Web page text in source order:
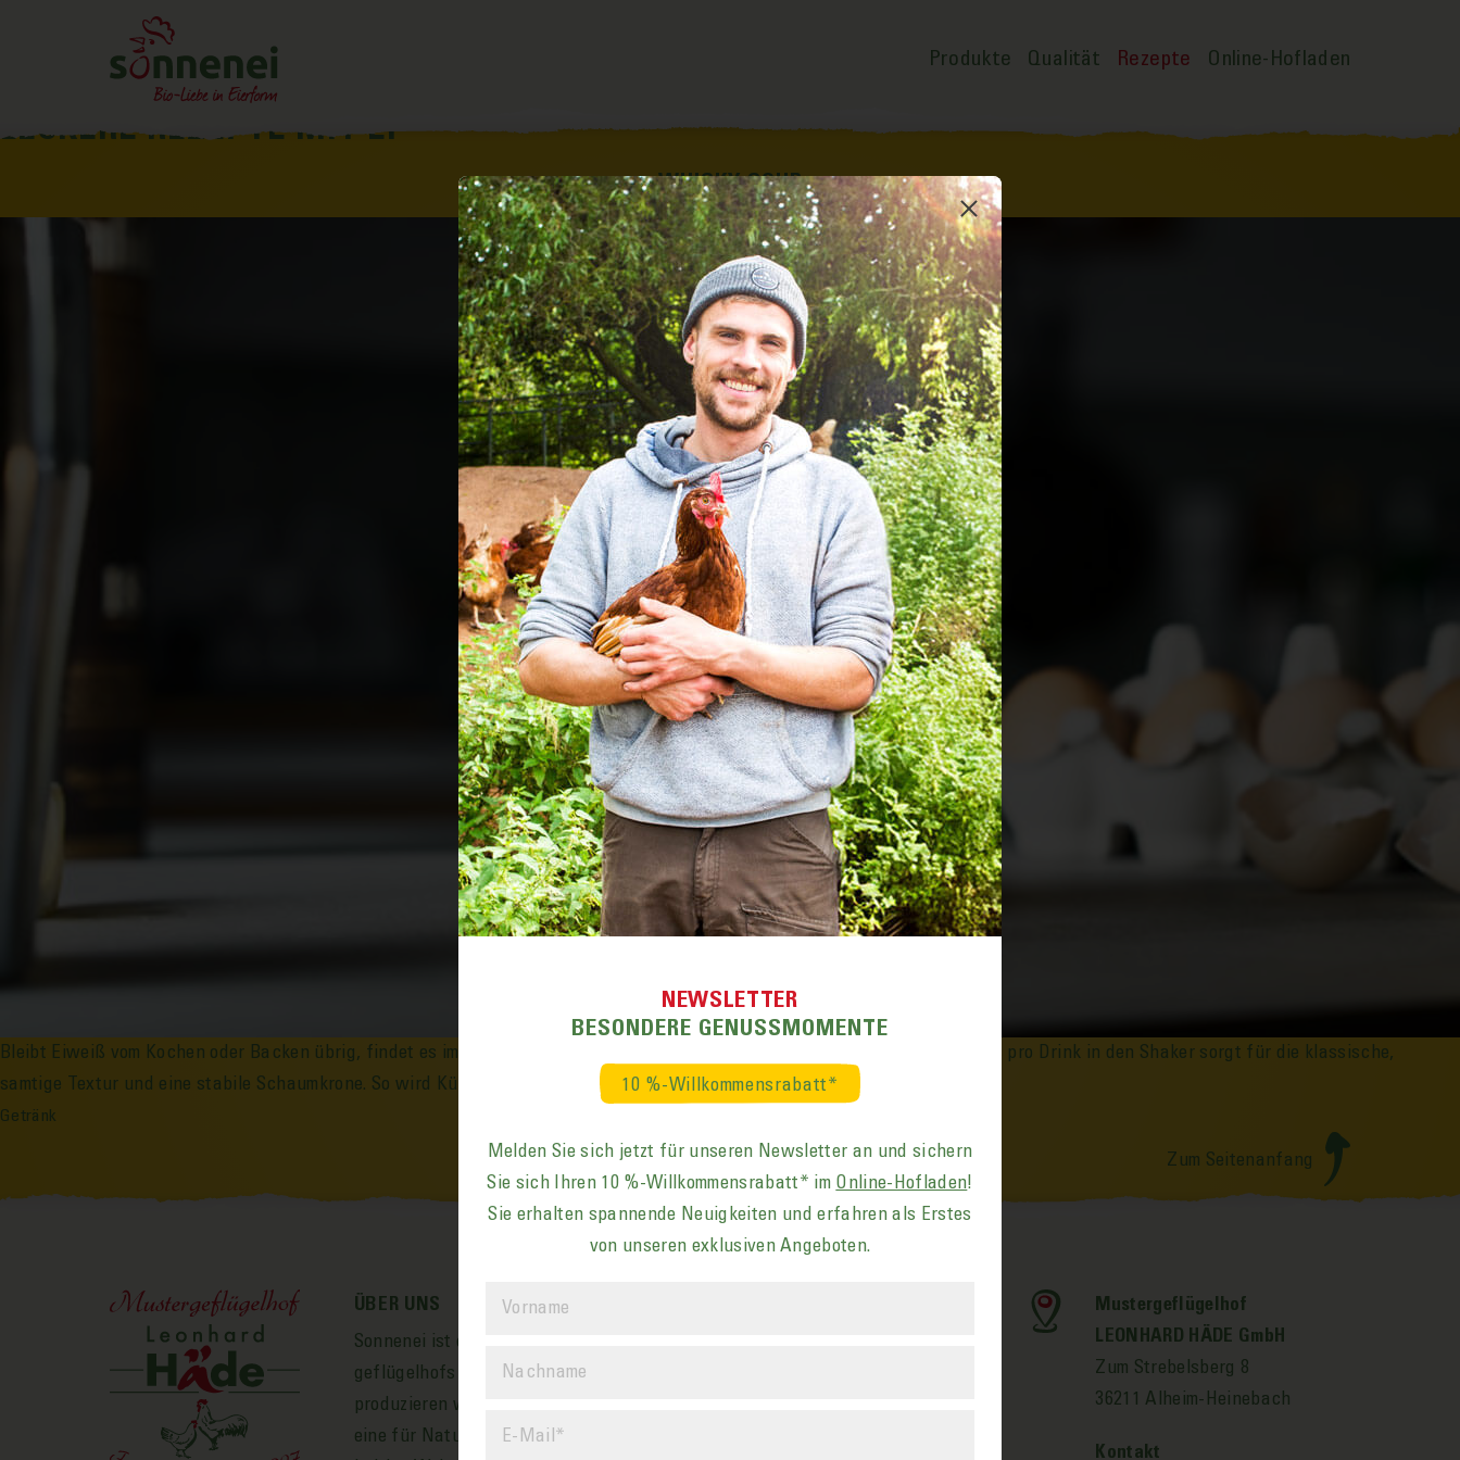
Produkte Qualität Rezepte Online-Hofladen
LECKERE REZEPTE MIT EI
WHISKY SOUR
Bleibt Eiweiß vom Kochen oder Backen übrig, findet es im Whisky Sour eine perfekte Verwendung. Die Zugabe eines Eiweißes pro Drink in den Shaker sorgt für die klassische,
samtige Textur und eine stabile Schaum­krone. So wird Küchen­rest zum hoch­wertigen Cocktail-Bestandteil.
Getränk
Zum Seitenanfang
ÜBER UNS
Sonnen­ei ist eine Marke des Muster­
geflügelhofs LEON­HARD HÄDE. Seit 1927
produzieren wir Qualitäts­lebensmittel auf
eine für Natur, Tier und Mensch nach­
Mustergeflügelhof
LEONHARD HÄDE GmbH
Zum Strebelsberg 8
36211 Alheim-Heinebach
Kontakt
NEWSLETTER
BESONDERE GENUSS­MOMENTE
10 %-Willkommensrabatt*
Melden Sie sich jetzt für unseren News­letter an und sichern
Sie sich Ihren 10 %-Willkommens­rabatt* im Online-Hofladen!
Sie erhalten spannende Neuigkeiten und erfahren als Erstes
von unseren exklusiven Angeboten.